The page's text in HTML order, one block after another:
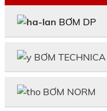
BƠM DP
BƠM TECHNICA
BƠM NORM